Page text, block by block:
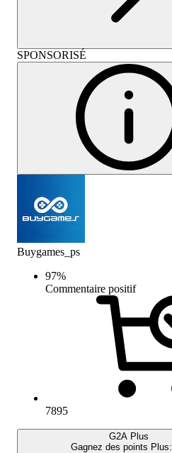
SPONSORISÉ
Buygames_ps
97%
Commentaire positif
7895
G2A Plus
Gagnez des points Plus: